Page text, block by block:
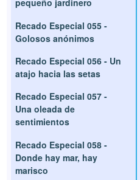
pequeño jardinero
Recado Especial 055 -
Golosos anónimos
Recado Especial 056 - Un
atajo hacia las setas
Recado Especial 057 -
Una oleada de
sentimientos
Recado Especial 058 -
Donde hay mar, hay
marisco